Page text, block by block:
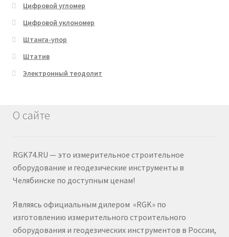
Цифровой угломер
Цифровой уклономер
Штанга-упор
Штатив
Электронный теодолит
О сайте
RGK74.RU — это измерительное строительное
оборудование и геодезические инструменты в
Челябинске по доступным ценам!
Являясь официальным дилером «RGK» по
изготовлению измерительного строительного
оборудования и геодезических инструментов в России,